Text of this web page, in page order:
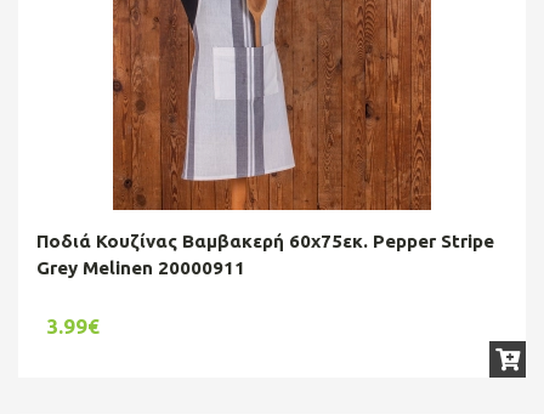
Ποδιά Κουζίνας Βαμβακερή 60x75εκ. Pepper Stripe
Grey Melinen 20000911
3.99€